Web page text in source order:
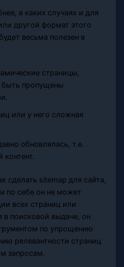
в каких случаях и для
другой формат этого
весьма полезен в
страницы,
быть пропущены
или у него сложная
обновлялась, т.е.
контент.
сделать sitemap для сайта,
по себе он не может
всех страниц или
поисковой выдаче, он
по упрощению
релевантности страниц
запросам.